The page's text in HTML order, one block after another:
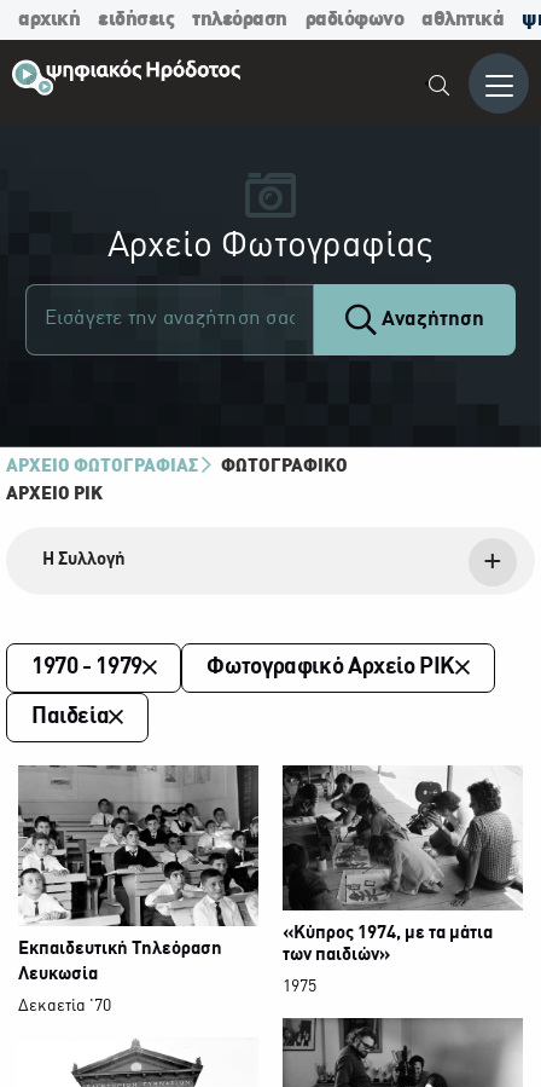
αρχική ειδήσεις τηλεόραση ραδιόφωνο αθλητικά
Μενού
Αρχείο Φωτογραφίας
Αναζήτηση
ΑΡΧΕΙΟ ΦΩΤΟΓΡΑΦΙΑΣ
ΦΩΤΟΓΡΑΦΙΚΌ
ΑΡΧΕΊΟ ΡΙΚ
Η Συλλογή
1970 - 1979 Φωτογραφικό Αρχείο ΡΙΚ
Παιδεία
Εκπαιδευτική Τηλεόραση
Λευκωσία
Δεκαετία '70
«Κύπρος 1974, με τα μάτια
των παιδιών»
1975